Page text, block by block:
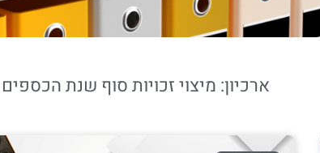
ארכיון: מיצוי זכויות סוף שנת הכספים